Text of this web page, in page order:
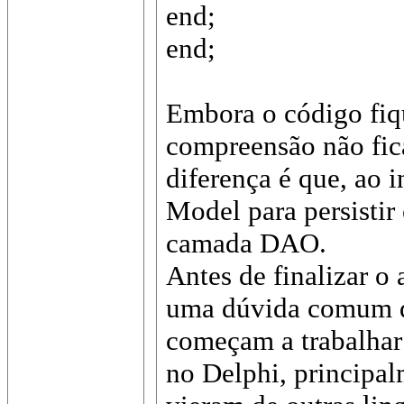
end;
end;
Embora o código
compreensão não
diferença é que, ao
Model para persistir
camada DAO.
Antes de finalizar o
uma dúvida comum
começam a
no Delphi,